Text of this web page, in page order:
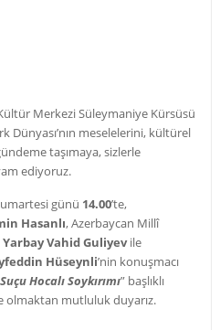
Merkezi Süleymaniye Kürsüsü
Dünyası’nın meselelerini, kültürel
taşımaya, sizlerle
ediyoruz.
günü 14.00’te,
Hasanlı, Azerbaycan Millî
Yarbay Vahid Guliyevile
Hüseynli’nin konuşmacı
Hocalı Soykırımı” başlıklı
olmaktan mutluluk duyarız.